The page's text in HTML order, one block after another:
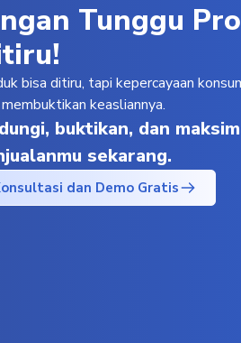
Tunggu
bisa ditiru, tapi kepercayaan
keasliannya.
buktikan, dan
sekarang.
dan Demo Gratis